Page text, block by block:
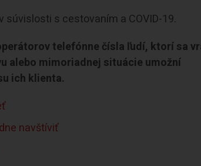
s cestovaním a COVID-19.
telefónne čísla ľudí, ktorí sa
alebo mimoriadnej situácie umožní
ich klienta.
navštíviť